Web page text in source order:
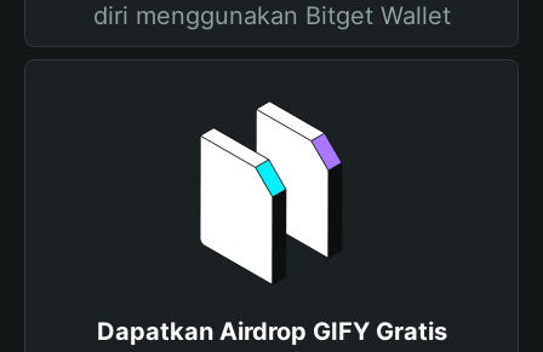
diri menggunakan Bitget Wallet
Dapatkan Airdrop GIFY Gratis